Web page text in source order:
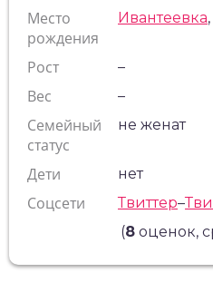
Место
рождения
Ивантеевка,
Рост –
Вес –
Семейный
статус
не женат
Дети нет
Соцсети Твиттер–
(8 оценок,